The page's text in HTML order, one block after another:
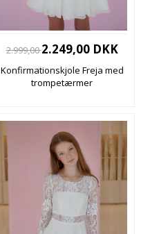
2.999,002.249,00 DKK
Konfirmationskjole Freja med
trompetærmer